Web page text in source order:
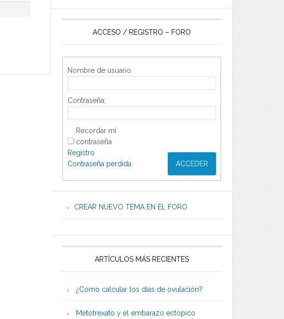
ACCESO / REGISTRO – FORO
Nombre de usuario:
Contraseña:
Recordar mi
contraseña
ACCEDER
Registro
Contraseña perdida
CREAR NUEVO TEMA EN EL FORO
ARTÍCULOS MÁS RECIENTES
¿Cómo calcular los días de ovulación?
Metotrexato y el embarazo ectópico